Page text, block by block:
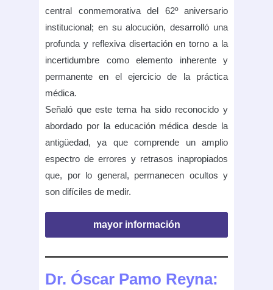
central conmemorativa del 62º aniversario
institucional; en su alocución, desarrolló una
profunda y reflexiva disertación en torno a la
incertidumbre como elemento inherente y
permanente en el ejercicio de la práctica
médica.
Señaló que este tema ha sido reconocido y
abordado por la educación médica desde la
antigüedad, ya que comprende un amplio
espectro de errores y retrasos inapropiados
que, por lo general, permanecen ocultos y
son difíciles de medir.
mayor información
Dr. Óscar Pamo Reyna: